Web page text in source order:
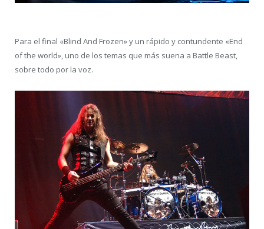
Para el final «Blind And Frozen» y un rápido y contundente «End
of the world», uno de los temas que más suena a Battle Beast,
sobre todo por la voz.